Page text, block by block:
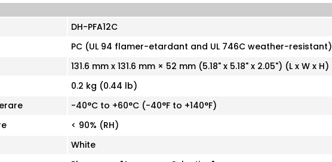
DH-PFA12C
PC (UL 94 flamer-etardant and UL 746C weather-resistant)
131.6 mm x 131.6 mm × 52 mm (5.18" x 5.18" x 2.05") (L x W x H)
0.2 kg (0.44 lb)
-40°C to +60°C (-40°F to +140°F)
< 90% (RH)
White